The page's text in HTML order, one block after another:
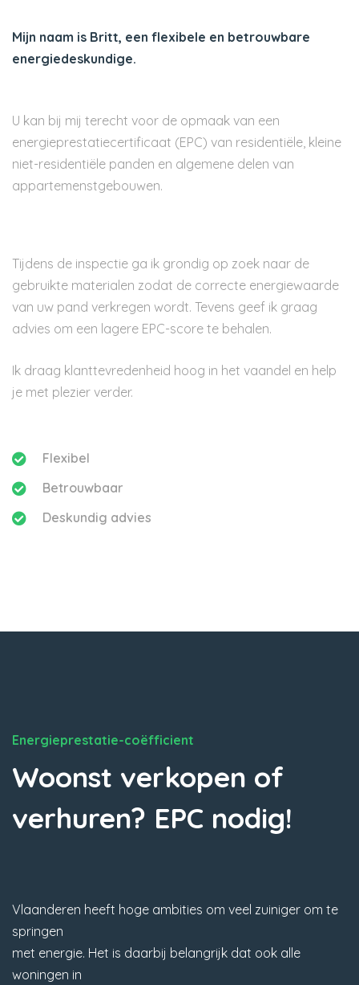
Mijn naam is Britt, een flexibele en betrouwbare
energiedeskundige.
U kan bij mij terecht voor de opmaak van een
energieprestatiecertificaat (EPC) van residentiële, kleine
niet-residentiële panden en algemene delen van
appartemenstgebouwen.
Tijdens de inspectie ga ik grondig op zoek naar de
gebruikte materialen zodat de correcte energiewaarde
van uw pand verkregen wordt. Tevens geef ik graag
advies om een lagere EPC-score te behalen.
Ik draag klanttevredenheid hoog in het vaandel en help
je met plezier verder.
Flexibel
Betrouwbaar
Deskundig advies
Energieprestatie-coëfficient
Woonst verkopen of
verhuren? EPC nodig!
Vlaanderen heeft hoge ambities om veel zuiniger om te
springen
met energie. Het is daarbij belangrijk dat ook alle
woningen in